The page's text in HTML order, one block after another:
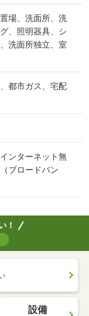
場、洗面所、洗
、照明器具、シ
洗面所独立、室
都市ガス、宅配
ンターネット無
ブロードバン
！
設備